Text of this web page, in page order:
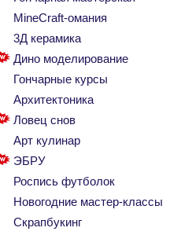
MineCraft-омания
3Д керамика
Дино моделирование
Гончарные курсы
Архитектоника
Ловец снов
Арт кулинар
ЭБРУ
Роспись футболок
Новогодние мастер-классы
Скрапбукинг